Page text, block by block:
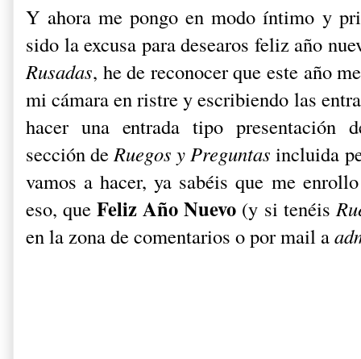
Y ahora me pongo en modo íntimo y
sido la excusa para desearos feliz año
Rusadas, he de reconocer que este año
mi cámara en ristre y escribiendo las
hacer una entrada tipo presentación
sección deRuegos y Preguntas incluida
vamos a hacer, ya sabéis que me
eso, queFeliz Año Nuevo (y si tenéis
en la zona de comentarios o por mail a